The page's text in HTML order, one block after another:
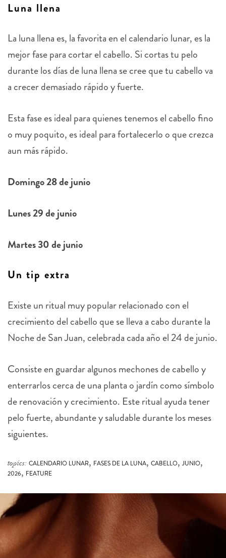
Luna llena
La luna llena es, la favorita en el calendario lunar, es la
mejor fase para cortar el cabello. Si cortas tu pelo
durante los días de luna llena se cree que tu cabello va
a crecer demasiado rápido y fuerte.
Esta fase es ideal para quienes tenemos el cabello fino
o muy poquito, es ideal para fortalecerlo o que crezca
aun más rápido.
Domingo 28 de junio
Lunes 29 de junio
Martes 30 de junio
Un tip extra
Existe un ritual muy popular relacionado con el
crecimiento del cabello que se lleva a cabo durante la
Noche de San Juan, celebrada cada año el 24 de junio.
Consiste en guardar algunos mechones de cabello y
enterrarlos cerca de una planta o jardín como símbolo
de renovación y crecimiento. Este ritual ayuda tener
pelo fuerte, abundante y saludable durante los meses
siguientes.
topics: CALENDARIO LUNAR, FASES DE LA LUNA, CABELLO, JUNIO,
2026, FEATURE